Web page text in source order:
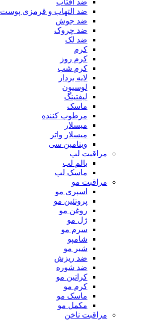
ضد آفتاب
ضد التهاب و قرمزی پوست
‌ضد جوش
ضد چروک
ضد لک
کرم
کرم روز
کرم شب
لایه بردار
لوسیون
لیفتینگ
ماسک
مرطوب کننده
میسلار
میسلار واتر
ویتامین سی
مراقبت لب
بالم لب
ماسک لب
مراقبت مو
اسپری مو
پروتئین مو
روغن مو
ژل مو
سرم مو
شامپو
شیر مو
ضد ریزش
ضد شوره
کراتین مو
کرم مو
ماسک مو
مکمل مو
مراقبت ناخن